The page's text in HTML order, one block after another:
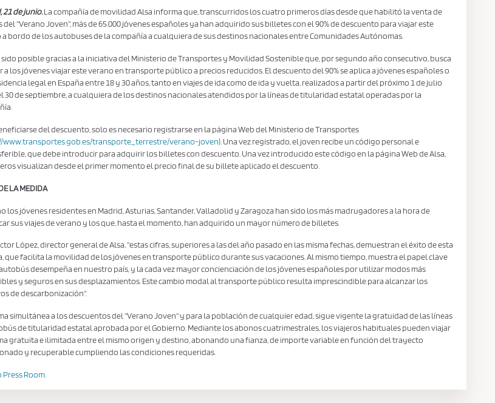
21 de junio.La compañía de movilidad Alsa informa que, transcurridos los cuatro primeros días desde que habilitó la venta de
del "Verano Joven", más de 65.000 jóvenes españoles ya han adquirido sus billetes con el 90% de descuento para viajar este
bordo de los autobuses de la compañía a cualquiera de sus destinos nacionales entre Comunidades Autónomas.
sido posible gracias a la iniciativa del Ministerio de Transportes y Movilidad Sostenible que, por segundo año consecutivo, busca
a los jóvenes viajar este verano en transporte público a precios reducidos. El descuento del 90% se aplica a jóvenes españoles o
legal en España entre 18 y 30 años, tanto en viajes de ida como de ida y vuelta, realizados a partir del próximo 1 de julio
30 de septiembre, a cualquiera de los destinos nacionales atendidos por la líneas de titularidad estatal operadas por la
del descuento, solo es necesario registrarse en la página Web del Ministerio de Transportes
www.transportes.gob.es/transporte_terrestre/verano-joven). Una vez registrado, el joven recibe un código personal e
que debe introducir para adquirir los billetes con descuento. Una vez introducido este código en la página Web de Alsa,
visualizan desde el primer momento el precio final de su billete aplicado el descuento.
LA MEDIDA
los jóvenes residentes en Madrid, Asturias, Santander, Valladolid y Zaragoza han sido los más madrugadores a la hora de
sus viajes de verano y los que, hasta el momento, han adquirido un mayor número de billetes.
López, director general de Alsa, "estas cifras, superiores a las del año pasado en las misma fechas, demuestran el éxito de esta
que facilita la movilidad de los jóvenes en transporte público durante sus vacaciones. Al mismo tiempo, muestra el papel clave
desempeña en nuestro país, y la cada vez mayor concienciación de los jóvenes españoles por utilizar modos más
y seguros en sus desplazamientos. Este cambio modal al transporte público resulta imprescindible para alcanzar los
de descarbonización".
simultánea a los descuentos del "Verano Joven" y para la población de cualquier edad, sigue vigente la gratuidad de las líneas
de titularidad estatal aprobada por el Gobierno. Mediante los abonos cuatrimestrales, los viajeros habituales pueden viajar
gratuita e ilimitada entre el mismo origen y destino, abonando una fianza, de importe variable en función del trayecto
y recuperable cumpliendo las condiciones requeridas.
Press Room.